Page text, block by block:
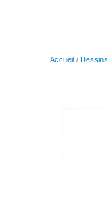
Accueil/ Dessins